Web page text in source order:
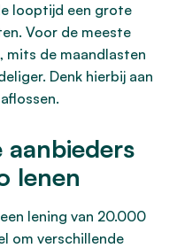
looptijd een grote
Voor de meeste
mits de maandlasten
Denk hierbij aan
aanbieders
lenen
lening van 20.000
om verschillende